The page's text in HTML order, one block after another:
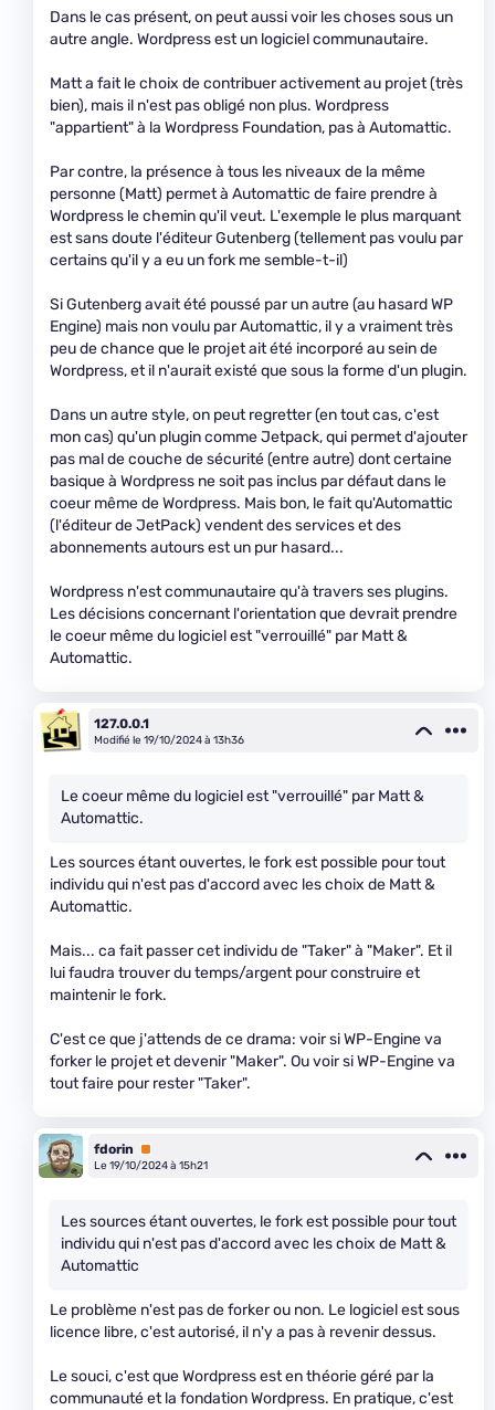
Dans le cas présent, on peut aussi voir les choses sous un
autre angle. Wordpress est un logiciel communautaire.
Matt a fait le choix de contribuer activement au projet (très
bien), mais il n'est pas obligé non plus. Wordpress
"appartient" à la Wordpress Foundation, pas à Automattic.
Par contre, la présence à tous les niveaux de la même
personne (Matt) permet à Automattic de faire prendre à
Wordpress le chemin qu'il veut. L'exemple le plus marquant
est sans doute l'éditeur Gutenberg (tellement pas voulu par
certains qu'il y a eu un fork me semble-t-il)
Si Gutenberg avait été poussé par un autre (au hasard WP
Engine) mais non voulu par Automattic, il y a vraiment très
peu de chance que le projet ait été incorporé au sein de
Wordpress, et il n'aurait existé que sous la forme d'un plugin.
Dans un autre style, on peut regretter (en tout cas, c'est
mon cas) qu'un plugin comme Jetpack, qui permet d'ajouter
pas mal de couche de sécurité (entre autre) dont certaine
basique à Wordpress ne soit pas inclus par défaut dans le
coeur même de Wordpress. Mais bon, le fait qu'Automattic
(l'éditeur de JetPack) vendent des services et des
abonnements autours est un pur hasard...
Wordpress n'est communautaire qu'à travers ses plugins.
Les décisions concernant l'orientation que devrait prendre
le coeur même du logiciel est "verrouillé" par Matt &
Automattic.
127.0.0.1
Modifié le 19/10/2024 à 13h36
Le coeur même du logiciel est "verrouillé" par Matt &
Automattic.
Les sources étant ouvertes, le fork est possible pour tout
individu qui n'est pas d'accord avec les choix de Matt &
Automattic.
Mais... ca fait passer cet individu de "Taker" à "Maker". Et il
lui faudra trouver du temps/argent pour construire et
maintenir le fork.
C'est ce que j'attends de ce drama: voir si WP-Engine va
forker le projet et devenir "Maker". Ou voir si WP-Engine va
tout faire pour rester "Taker".
fdorin
Premium
Le 19/10/2024 à 15h21
Les sources étant ouvertes, le fork est possible pour tout
individu qui n'est pas d'accord avec les choix de Matt &
Automattic
Le problème n'est pas de forker ou non. Le logiciel est sous
licence libre, c'est autorisé, il n'y a pas à revenir dessus.
Le souci, c'est que Wordpress est en théorie géré par la
communauté et la fondation Wordpress. En pratique, c'est